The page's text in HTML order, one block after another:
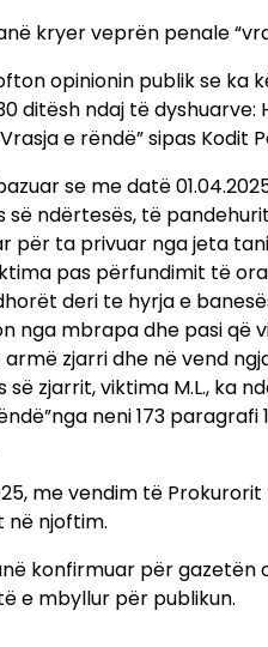
kryer veprën penale
opinionin publik se
ndaj të dyshuarve:
e rëndë” sipas Kodit
se me datë
ndërtesës, të
ta privuar nga jeta
pas përfundimit të
deri te hyrja e
nga mbrapa dhe pasi
zjarri dhe në vend
zjarrit, viktima M.L., ka
neni 173 paragrafi
me vendim të
në njoftim.
konfirmuar për
e mbyllur për publikun.